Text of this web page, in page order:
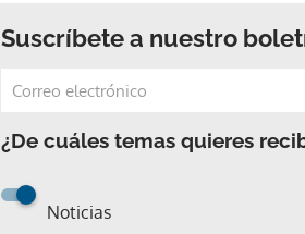
Suscríbete a nuestro
¿De cuáles temas quieres
Noticias